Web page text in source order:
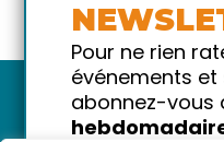
Pour ne rien
événements et
abonnez-vous